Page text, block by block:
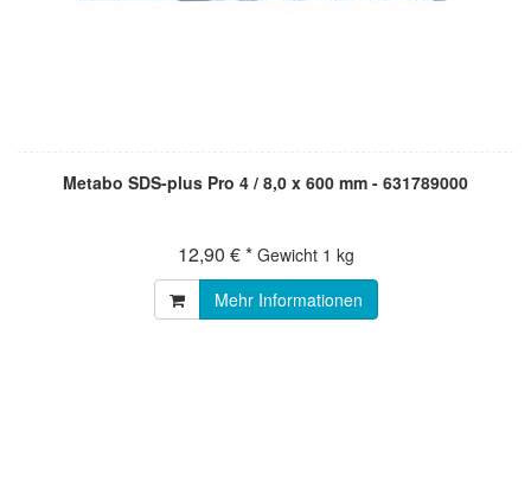
Metabo SDS-plus Pro 4 / 8,0 x 600 mm - 631789000
12,90 € * Gewicht 1 kg
Mehr Informationen